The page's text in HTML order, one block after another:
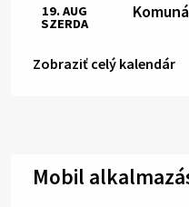
19. AUG
SZERDA
Zobraziť celý kalendár
Mobil